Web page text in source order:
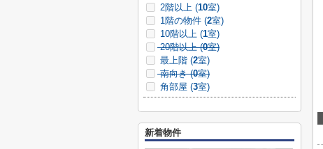
2階以上 (10室)
1階の物件 (2室)
10階以上 (1室)
20階以上 (0室)
最上階 (2室)
南向き (0室)
角部屋 (3室)
新着物件